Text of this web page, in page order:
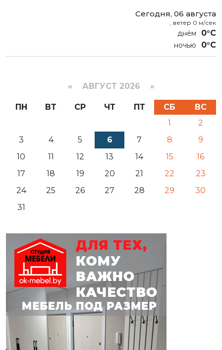
Сегодня, 06 августа
, ветер 0 м/сек
0°C
0°C
« АВГУСТ 2026 »
ПН ВТ СР ЧТ ПТ СБ
ВС
1
2
3
4 5 6 7 8
9
10
11 12 13 14 15
16
17
18 19 20 21 22
23
24
25 26 27 28 29
30
31